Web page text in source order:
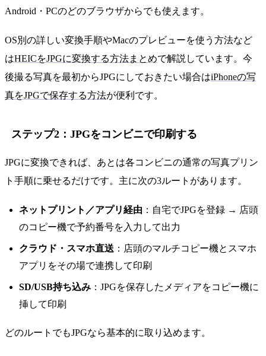
Android・PCのどのブラウザからでも使えます。
OS別の詳しい変換手順やMacのプレビューを使う方法など
はHEICをJPGに変換する方法まとめで解説しています。今
後撮る写真を最初からJPGにしておきたい場合はiPhoneの写
真をJPGで保存する方法が便利です。
ステップ2：JPGをコンビニで印刷する
JPGに変換できれば、あとは各コンビニの通常の写真プリン
ト手順に乗せるだけです。主に次の3ルートがあります。
ネットプリント／アプリ経由 ：自宅でJPGを登録 → 店頭
のコピー機で予約番号を入力して出力
クラウド・スマホ直送 ：店頭のマルチコピー機とスマホ
アプリをその場で連携して印刷
SD/USB持ち込み ：JPGを保存したメディアをコピー機に
挿して印刷
どのルートでもJPGなら基本的に取り込めます。